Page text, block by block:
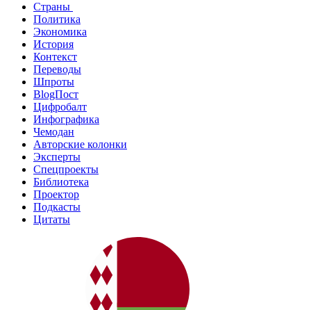
Страны
Политика
Экономика
История
Контекст
Переводы
Шпроты
BlogПост
Цифробалт
Инфографика
Чемодан
Авторские колонки
Эксперты
Спецпроекты
Библиотека
Проектор
Подкасты
Цитаты